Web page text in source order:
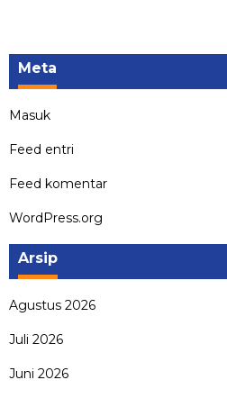
Meta
Masuk
Feed entri
Feed komentar
WordPress.org
Arsip
Agustus 2026
Juli 2026
Juni 2026